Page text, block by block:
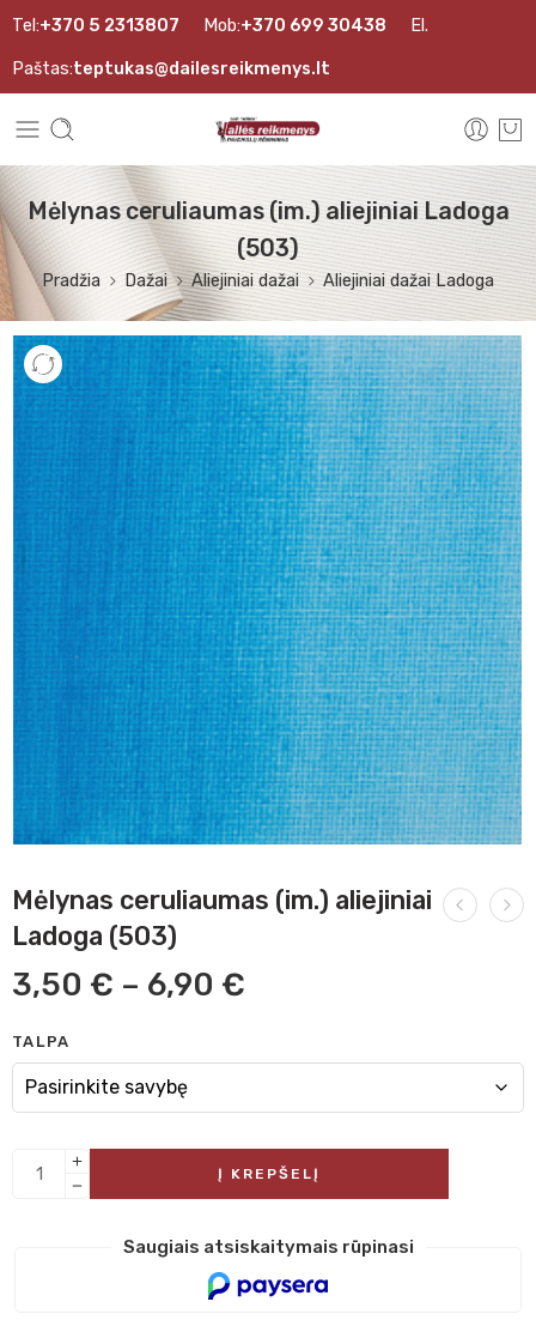
Tel:+370 5 2313807 Mob:+370 699 30438 El.
Paštas:teptukas@dailesreikmenys.lt
Mėlynas ceruliaumas (im.) aliejiniai Ladoga
(503)
Pradžia Dažai Aliejiniai dažai Aliejiniai dažai Ladoga
Mėlynas ceruliaumas (im.) aliejiniai
Ladoga (503)
3,50 € – 6,90 €
TALPA
Į KREPŠELĮ
Saugiais atsiskaitymais rūpinasi